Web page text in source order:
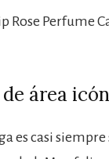
Rose Perfume
área
es casi